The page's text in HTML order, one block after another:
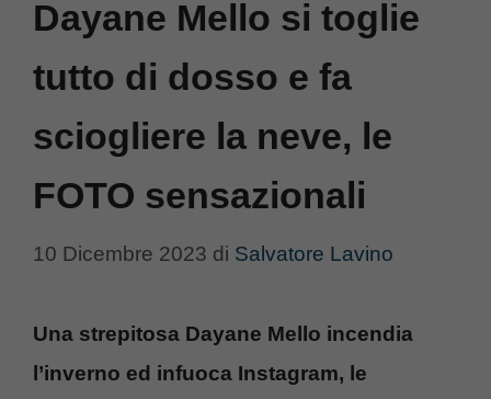
Dayane Mello si toglie
tutto di dosso e fa
sciogliere la neve, le
FOTO sensazionali
10 Dicembre 2023 di Salvatore Lavino
Una strepitosa Dayane Mello incendia
l’inverno ed infuoca Instagram, le